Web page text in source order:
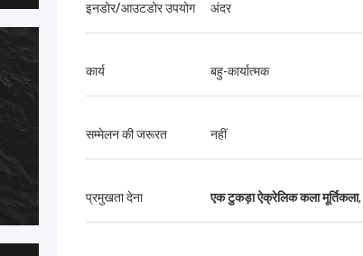
मैं कहना चाहता हूं कि आपके उत्पाद बहुत अच्छे हैं. आपके
सभी सुझावों के लिए धन्यवाद, बिक्री के बाद भी अच्छी
इनडोर/आउटडोर उपयोग अंदर
कार्य बहु-कार्यात्मक
सम्मेलन की जरूरत नहीं
प्रमुखता देना एक टुकड़ा ऐक्रेलिक कला मूर्तिकला,